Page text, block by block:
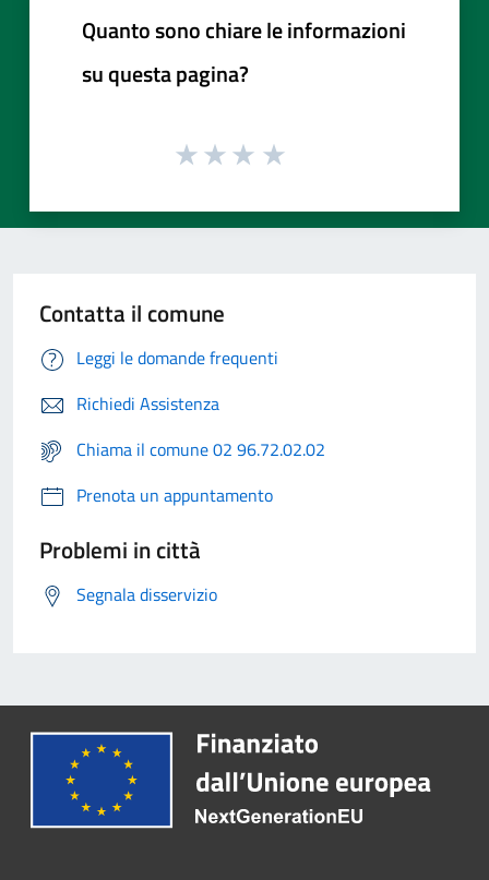
Quanto sono chiare le informazioni
su questa pagina?
Contatta il comune
Leggi le domande frequenti
Richiedi Assistenza
Chiama il comune 02 96.72.02.02
Prenota un appuntamento
Problemi in città
Segnala disservizio